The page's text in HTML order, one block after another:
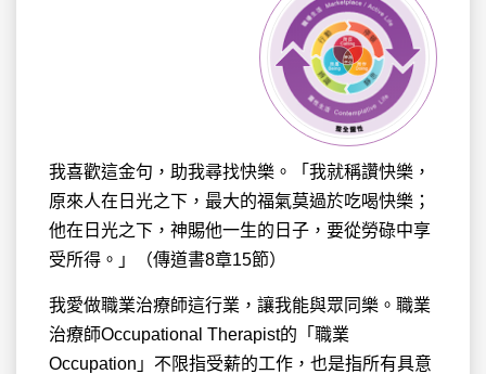
我喜歡這金句，助我尋找快樂。「我就稱讚快樂，
原來人在日光之下，最大的福氣莫過於吃喝快樂；
他在日光之下，神賜他一生的日子，要從勞碌中享
受所得。」（傳道書8章15節）
我愛做職業治療師這行業，讓我能與眾同樂。職業
治療師Occupational Therapist的「職業
Occupation」不限指受薪的工作，也是指所有具意